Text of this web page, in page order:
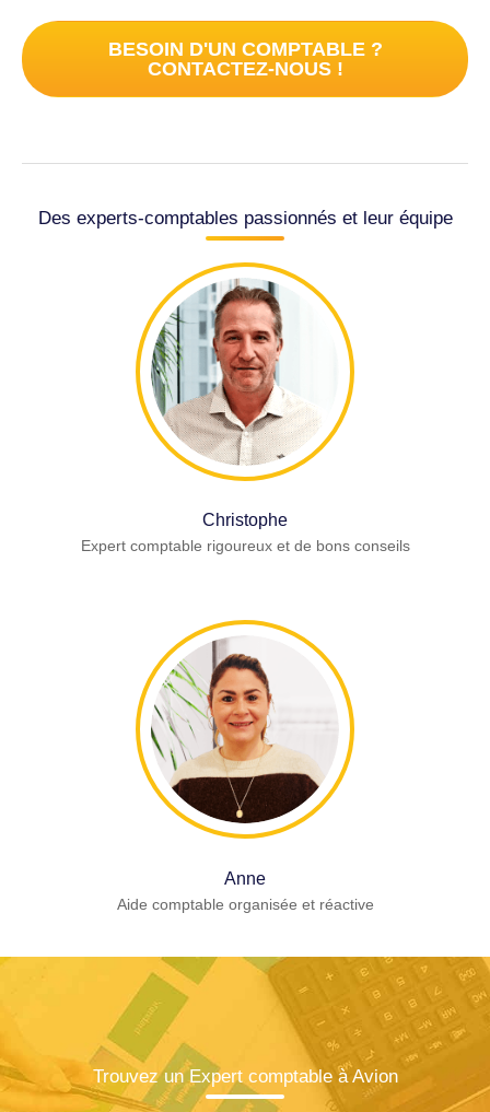
BESOIN D'UN COMPTABLE ?
CONTACTEZ-NOUS !
Des experts-comptables passionnés et leur équipe
Christophe
Expert comptable rigoureux et de bons conseils
Anne
Aide comptable organisée et réactive
Trouvez un Expert comptable à Avion